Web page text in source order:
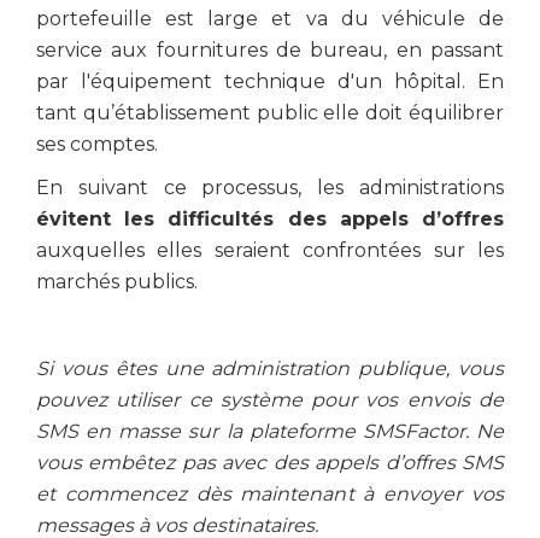
portefeuille est large et va du véhicule de
service aux fournitures de bureau, en passant
par l'équipement technique d'un hôpital. En
tant qu’établissement public elle doit équilibrer
ses comptes.
En suivant ce processus, les administrations
évitent les difficultés des appels d’offres
auxquelles elles seraient confrontées sur les
marchés publics.
Si vous êtes une administration publique, vous
pouvez utiliser ce système pour vos envois de
SMS en masse sur la plateforme SMSFactor. Ne
vous embêtez pas avec des appels d’offres SMS
et commencez dès maintenant à envoyer vos
messages à vos destinataires.